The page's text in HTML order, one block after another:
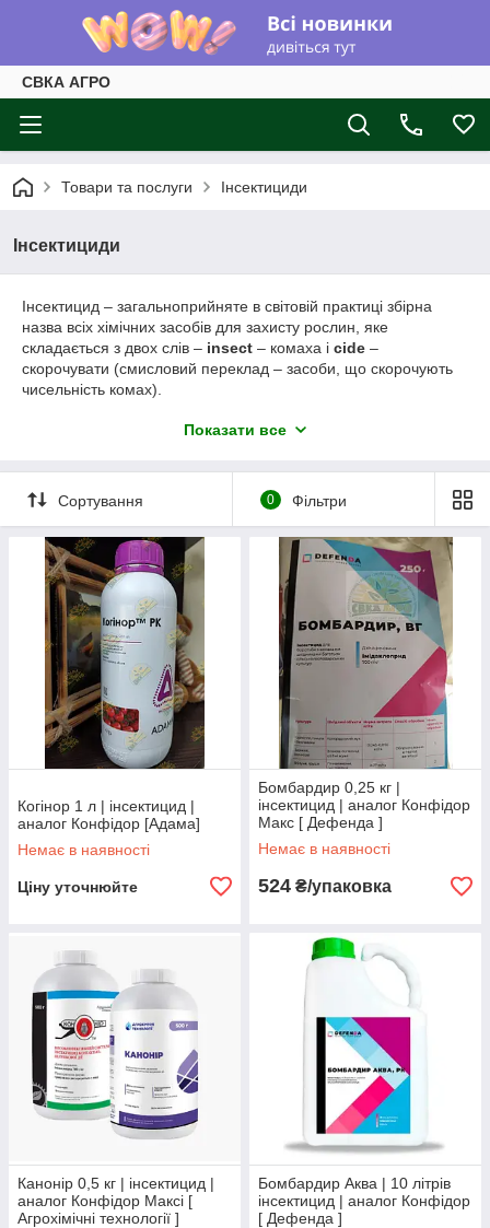
СВКА АГРО
Товари та послуги Інсектициди
Інсектициди
Інсектицид – загальноприйняте в світовій практиці збірна
назва всіх хімічних засобів для захисту рослин, яке
складається з двох слів – insect – комаха і cide –
скорочувати (смисловий переклад – засоби, що скорочують
чисельність комах).
захист запасів продуктів від шкідників – ще раніше.
популяцій шкідників.
Показати все
Сортування 0 Фільтри
Когінор 1 л | інсектицид |
аналог Конфідор [Адама]
Немає в наявності
Ціну уточнюйте
Бомбардир 0,25 кг |
інсектицид | аналог Конфідор
Макс [ Дефенда ]
Немає в наявності
524 ₴/упаковка
Канонір 0,5 кг | інсектицид |
аналог Конфідор Максі [
Агрохімічні технології ]
Бомбардир Аква | 10 літрів
інсектицид | аналог Конфідор
[ Дефенда ]